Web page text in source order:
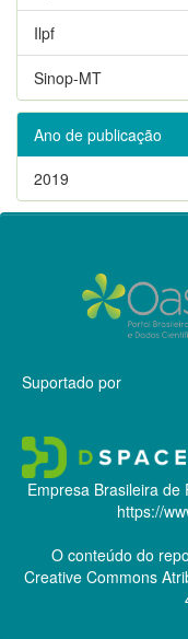
Ilpf
Sinop-MT
Ano de publicação
2019
Suportado por
Empresa Brasileira de
https://
O conteúdo do
Creative Commons